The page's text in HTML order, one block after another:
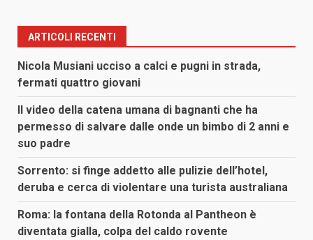
articoli
ARTICOLI RECENTI
Nicola Musiani ucciso a calci e pugni in strada,
fermati quattro giovani
Il video della catena umana di bagnanti che ha
permesso di salvare dalle onde un bimbo di 2 anni e
suo padre
Sorrento: si finge addetto alle pulizie dell’hotel,
deruba e cerca di violentare una turista australiana
Roma: la fontana della Rotonda al Pantheon è
diventata gialla, colpa del caldo rovente